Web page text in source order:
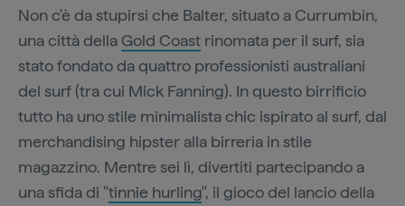
Non c'è da stupirsi che Balter, situato a Currumbin,
una città della Gold Coast rinomata per il surf, sia
stato fondato da quattro professionisti australiani
del surf (tra cui Mick Fanning). In questo birrificio
tutto ha uno stile minimalista chic ispirato al surf, dal
merchandising hipster alla birreria in stile
magazzino. Mentre sei lì, divertiti partecipando a
una sfida di "tinnie hurling", il gioco del lancio della